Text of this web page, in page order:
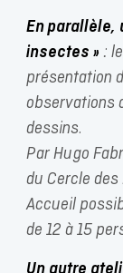
En parallèle,
insectes » :
présentation
observations
dessins.
Par Hugo
du Cercle
Accueil
de 12 à 15